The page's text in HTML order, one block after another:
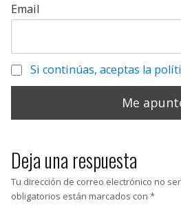
Email
Si continúas, aceptas la
Deja una respuesta
Tu dirección de correo electrónico no
obligatorios están marcados con *